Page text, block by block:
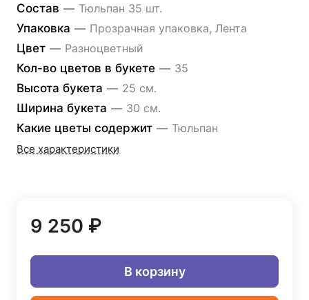
Состав — Тюльпан 35 шт.
Упаковка — Прозрачная упаковка, Лента
Цвет — Разноцветный
Кол-во цветов в букете — 35
Высота букета — 25 см.
Ширина букета — 30 см.
Какие цветы содержит — Тюльпан
Все характеристики
9 250 ₽
В корзину